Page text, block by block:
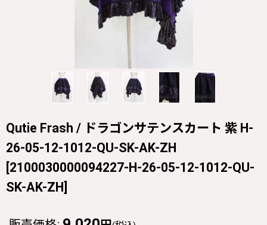
Qutie Frash / ドラゴンサテンスカート 紫 H-
26-05-12-1012-QU-SK-AK-ZH
[2100030000094227-H-26-05-12-1012-QU-
SK-AK-ZH]